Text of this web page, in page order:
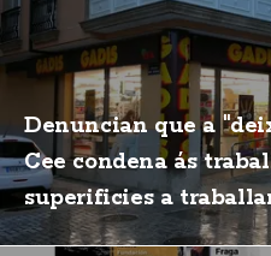
Denuncian que a
Cee condena ás
superificies a